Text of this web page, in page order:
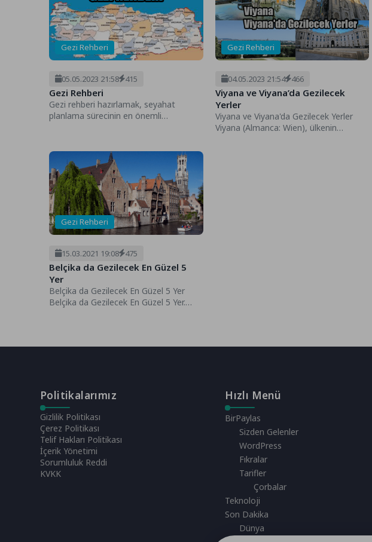
Gezi Rehberi
05.05.2023 21:58 415
Gezi Rehberi
Gezi rehberi hazırlamak, seyahat
planlama sürecinin en önemli
Gezi Rehberi
04.05.2023 21:54 466
Viyana ve Viyana’da Gezilecek
Yerler
Viyana ve Viyana'da Gezilecek Yerler
Viyana (Almanca: Wien), ülkenin
Gezi Rehberi
15.03.2021 19:08 475
Belçika da Gezilecek En Güzel 5
Yer
Belçika da Gezilecek En Güzel 5 Yer
Belçika da Gezilecek En Güzel 5 Yer.
Politikalarımız
Gizlilik Politikası
Çerez Politikası
Telif Hakları Politikası
İçerik Yönetimi
Sorumluluk Reddi
KVKK
Hızlı Menü
BirPaylas
Sizden Gelenler
WordPress
Fıkralar
Tarifler
Çorbalar
Teknoloji
Son Dakika
Dünya